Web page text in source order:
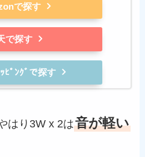
で探す
で探す
ﾋﾟﾝｸﾞで探す
はり3W x 2は音が軽い